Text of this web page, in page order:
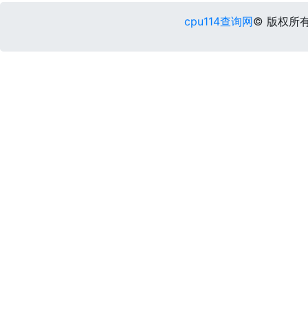
cpu114查询网© 版权所